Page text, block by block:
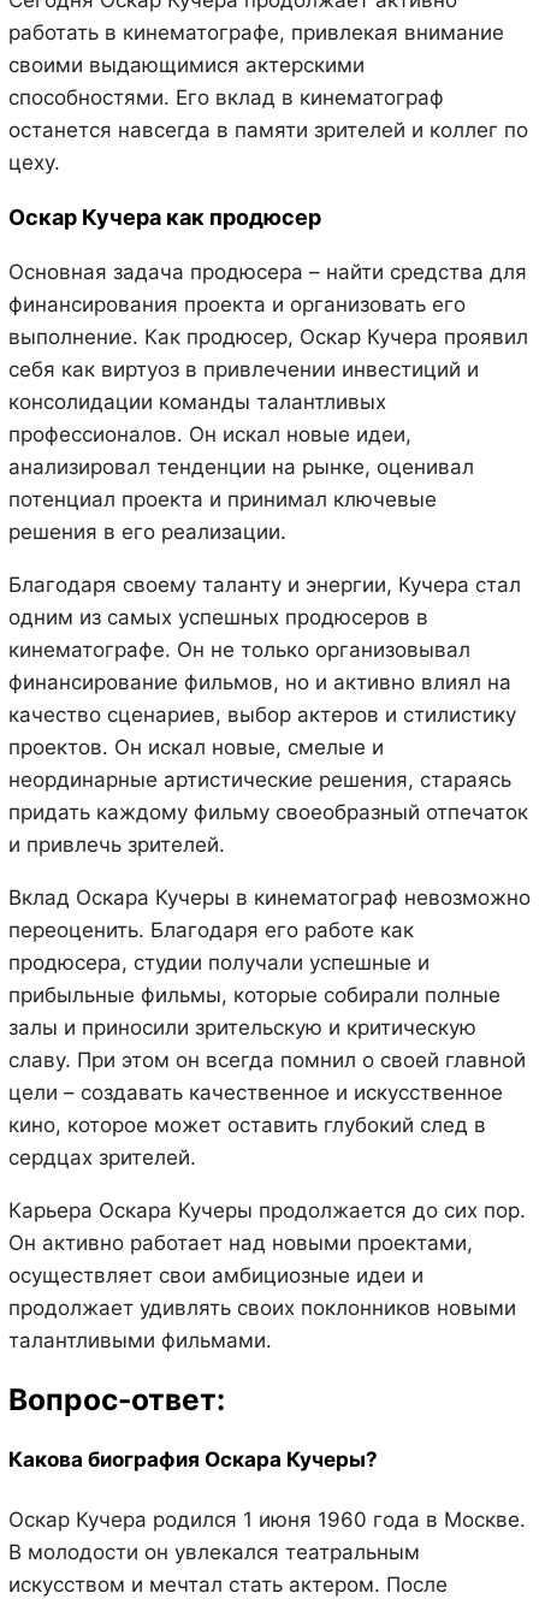
работать в кинематографе, привлекая внимание
своими выдающимися актерскими
способностями. Его вклад в кинематограф
останется навсегда в памяти зрителей и коллег по
цеху.
Оскар Кучера как продюсер
Основная задача продюсера – найти средства для
финансирования проекта и организовать его
выполнение. Как продюсер, Оскар Кучера проявил
себя как виртуоз в привлечении инвестиций и
консолидации команды талантливых
профессионалов. Он искал новые идеи,
анализировал тенденции на рынке, оценивал
потенциал проекта и принимал ключевые
решения в его реализации.
Благодаря своему таланту и энергии, Кучера стал
одним из самых успешных продюсеров в
кинематографе. Он не только организовывал
финансирование фильмов, но и активно влиял на
качество сценариев, выбор актеров и стилистику
проектов. Он искал новые, смелые и
неординарные артистические решения, стараясь
придать каждому фильму своеобразный отпечаток
и привлечь зрителей.
Вклад Оскара Кучеры в кинематограф невозможно
переоценить. Благодаря его работе как
продюсера, студии получали успешные и
прибыльные фильмы, которые собирали полные
залы и приносили зрительскую и критическую
славу. При этом он всегда помнил о своей главной
цели – создавать качественное и искусственное
кино, которое может оставить глубокий след в
сердцах зрителей.
Карьера Оскара Кучеры продолжается до сих пор.
Он активно работает над новыми проектами,
осуществляет свои амбициозные идеи и
продолжает удивлять своих поклонников новыми
талантливыми фильмами.
Вопрос-ответ:
Какова биография Оскара Кучеры?
Оскар Кучера родился 1 июня 1960 года в Москве.
В молодости он увлекался театральным
искусством и мечтал стать актером. После